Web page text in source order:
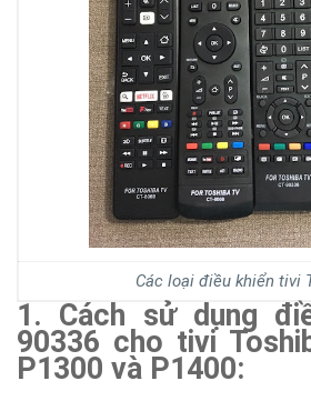
Các loại điều khiển tivi
1. Cách sử dụng
90336 cho tivi
P1300 và P1400: